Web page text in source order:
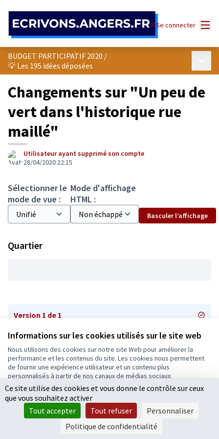
Informations sur les cookies utilisés sur le site web
Nous utilisons des cookies sur notre site Web pour améliorer la
performance et les contenus du site. Les cookies nous permettent
de fournir une expérience utilisateur et un contenu plus
personnalisés à partir de nos canaux de médias sociaux.
Tout accepter
Accepter seulement les cookies essentiels
Paramètres
Se connecter
BUDGET PARTICIPATIF 2020 /
💡 Les 195 idées déposées
Changements sur "Un peu de
vert dans l'historique rue
maillé"
Utilisateur ayant supprimé son compte
28/04/2020 22:15
Sélectionner le
mode de vue :
Mode d'affichage
HTML :
Basculer l’affichage
Quartier
Version 1 de 1
Conditions d'utilisation
Paramètres des cookies
Ecrivons Angers sur X
(Lien externe)
Ecrivons Angers sur Facebook
(Lien externe)
logiciel libre Decidim
(Lien externe)
.
Licence
(Lien
Ce site utilise des cookies et vous donne le contrôle sur ceux
que vous souhaitez activer
Tout accepter
Tout refuser
Personnaliser
Politique de confidentialité